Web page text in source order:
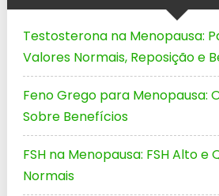
Testosterona na Menopausa:
Valores Normais, Reposição e
Feno Grego para Menopausa:
Sobre Benefícios
FSH na Menopausa: FSH Alto e
Normais